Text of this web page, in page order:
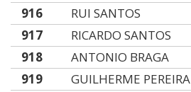
916
RUI SANTOS
917
RICARDO SANTOS
918
ANTONIO BRAGA
919
GUILHERME PEREIRA